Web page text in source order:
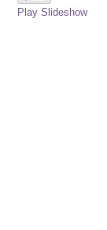
Play Slideshow